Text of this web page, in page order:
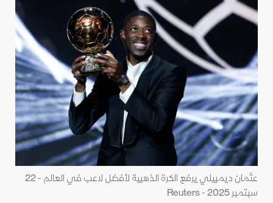
عثمان ديمبيلي يرفع الكرة الذهبية لأفضل لاعب في العالم - 22
سبتمبر 2025 - Reuters